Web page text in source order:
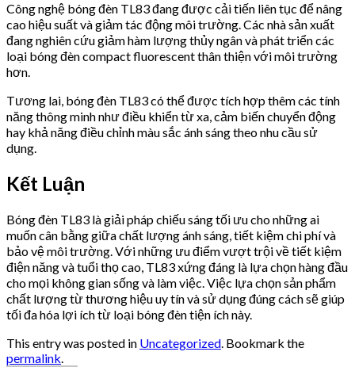
Công nghệ bóng đèn TL83 đang được cải tiến liên tục để nâng
cao hiệu suất và giảm tác động môi trường. Các nhà sản xuất
đang nghiên cứu giảm hàm lượng thủy ngân và phát triển các
loại bóng đèn compact fluorescent thân thiện với môi trường
hơn.
Tương lai, bóng đèn TL83 có thể được tích hợp thêm các tính
năng thông minh như điều khiển từ xa, cảm biến chuyển động
hay khả năng điều chỉnh màu sắc ánh sáng theo nhu cầu sử
dụng.
Kết Luận
Bóng đèn TL83 là giải pháp chiếu sáng tối ưu cho những ai
muốn cân bằng giữa chất lượng ánh sáng, tiết kiệm chi phí và
bảo vệ môi trường. Với những ưu điểm vượt trội về tiết kiệm
điện năng và tuổi thọ cao, TL83 xứng đáng là lựa chọn hàng đầu
cho mọi không gian sống và làm việc. Việc lựa chọn sản phẩm
chất lượng từ thương hiệu uy tín và sử dụng đúng cách sẽ giúp
tối đa hóa lợi ích từ loại bóng đèn tiện ích này.
This entry was posted in Uncategorized. Bookmark the
permalink.